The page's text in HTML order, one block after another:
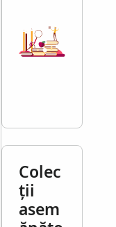
Colec
ții
asem